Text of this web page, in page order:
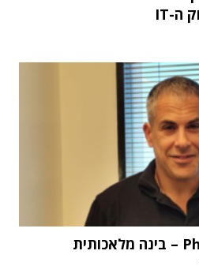
"העתיד הוא Physical AI – בינה מלאכותית